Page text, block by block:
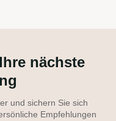
nächste
und sichern Sie sich
Empfehlungen